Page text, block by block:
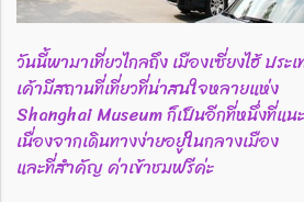
วันนี้พามาเที่ยวไกลถึง เมืองเซี่ยงไฮ้ ประ
เค้ามีสถานที่เที่ยวที่น่าสนใจหลายแห่ง
Shanghai Museum ก็เป็นอีกที่หนึ่งที่แน
เนื่องจากเดินทางง่ายอยู่ในกลางเมือง
และที่สำคัญ ค่าเข้าชมฟรีค่ะ